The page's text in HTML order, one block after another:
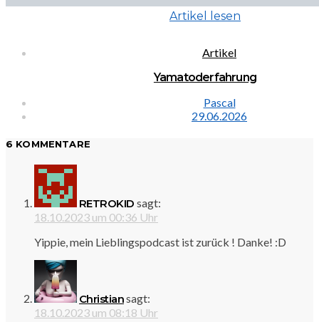
Artikel lesen
Artikel
Yamatoderfahrung
Pascal
29.06.2026
6 KOMMENTARE
RETROKID sagt:
18.10.2023 um 00:36 Uhr
Yippie, mein Lieblingspodcast ist zurück ! Danke! :D
Christiansagt:
18.10.2023 um 08:18 Uhr